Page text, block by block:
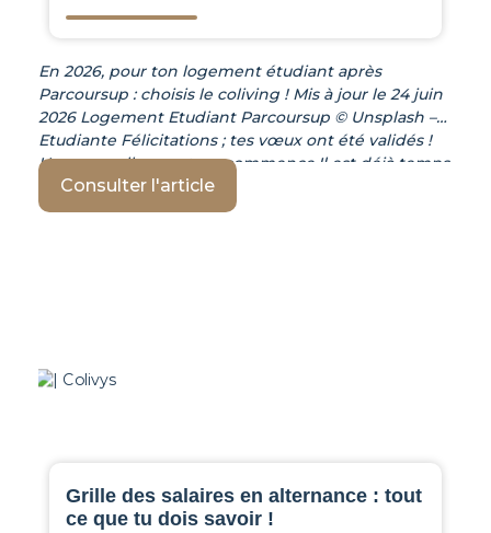
En 2026, pour ton logement étudiant après
Parcoursup : choisis le coliving ! Mis à jour le 24 juin
2026 Logement Etudiant Parcoursup © Unsplash –
Etudiante Félicitations ; tes vœux ont été validés !
Une nouvelle aventure commence.Il est déjà temps
de dénicher ton logement étudiant Parcoursup.
Même si cette étape impressionne et ressemble à
Consulter l'article
Grille des salaires en alternance : tout
ce que tu dois savoir !